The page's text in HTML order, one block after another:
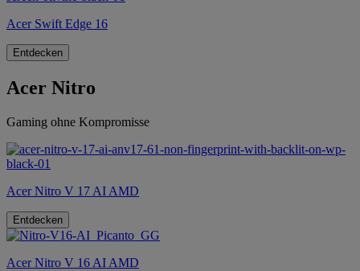
Acer Swift Edge 16
Entdecken
Acer Nitro
Gaming ohne Kompromisse
Acer Nitro V 17 AI AMD
Entdecken
Acer Nitro V 16 AI AMD